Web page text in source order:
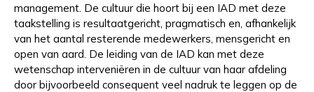
management. De cultuur die hoort bij een IAD met deze
taakstelling is resultaatgericht, pragmatisch en, afhankelijk
van het aantal resterende medewerkers, mensgericht en
open van aard. De leiding van de IAD kan met deze
wetenschap interveniëren in de cultuur van haar afdeling
door bijvoorbeeld consequent veel nadruk te leggen op de